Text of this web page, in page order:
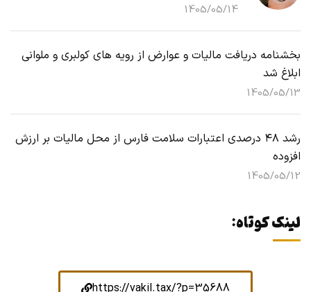
1405/05/14
بخشنامه دریافت مالیات و عوارض از رویه های کولبری و ملوانی
ابلاغ شد
1405/05/13
رشد ۴۸ درصدی اعتبارات سلامت فارس از محل مالیات بر ارزش
افزوده
1405/05/12
لینک کوتاه: